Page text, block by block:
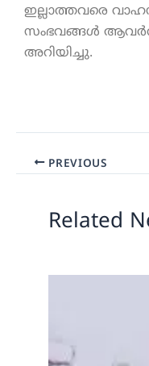
ഇല്ലാത്തവരെ
സംഭവങ്ങൾ
അറിയിച്ചു.
PREVIOUS
Related